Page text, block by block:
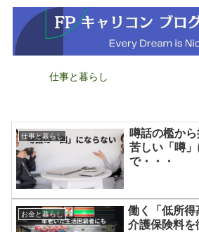
仕事と暮らし
仕事と暮らし
噂話の檻か
苦しい「噂
で・・・
お金と暮らし
働く「低所得
介護保険料を